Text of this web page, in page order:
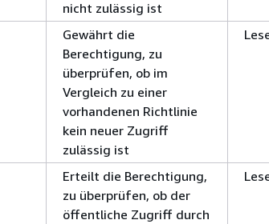
nicht zulässig ist
Gewährt die
Berechtigung, zu
überprüfen, ob im
Vergleich zu einer
vorhandenen Richtlinie
kein neuer Zugriff
zulässig ist
Erteilt die Berechtigung,
zu überprüfen, ob der
öffentliche Zugriff durch